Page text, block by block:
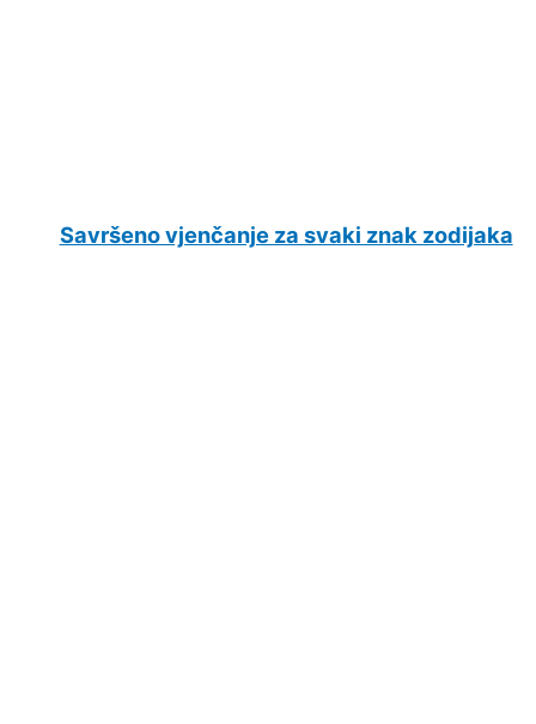
Savršeno vjenčanje za svaki znak zodijaka